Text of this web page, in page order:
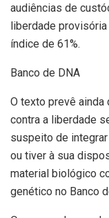
audiências de
liberdade
índice de 61%.
Banco de DNA
O texto prevê ainda
contra a liberdade
suspeito de
ou tiver à sua
material biológico
genético no Banco